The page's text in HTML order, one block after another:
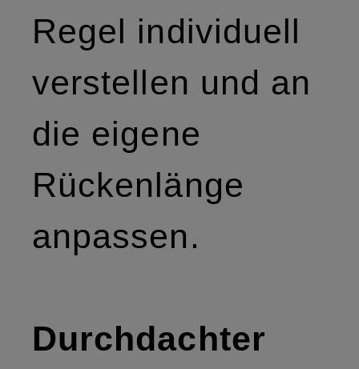
Regel individuell
verstellen und an
die eigene
Rückenlänge
anpassen.
Durchdachter